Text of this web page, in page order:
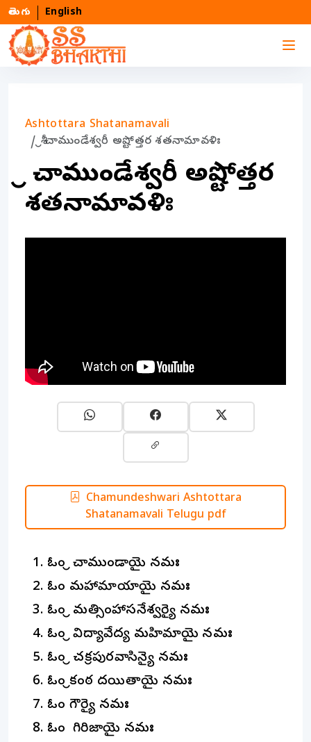
తెలుగు English
Ashtottara Shatanamavali
శ్రీ చాముండేశ్వరీ అష్టోత్తర శతనామావళిః
శ్రీ చాముండేశ్వరీ అష్టోత్తర
శతనామావళిః
Chamundeshwari Ashtottara
Shatanamavali Telugu pdf
ఓం శ్రీ చాముండాయై నమః
ఓం మహామాయాయై నమః
ఓం శ్రీ మత్సింహాసనేశ్వర్యై నమః
ఓం శ్రీ విద్యావేద్య మహిమాయై నమః
ఓం శ్రీ చక్రపురవాసిన్యై నమః
ఓం శ్రీకంఠ దయితాయై నమః
ఓం గౌర్యై నమః
ఓం గిరిజాయై నమః